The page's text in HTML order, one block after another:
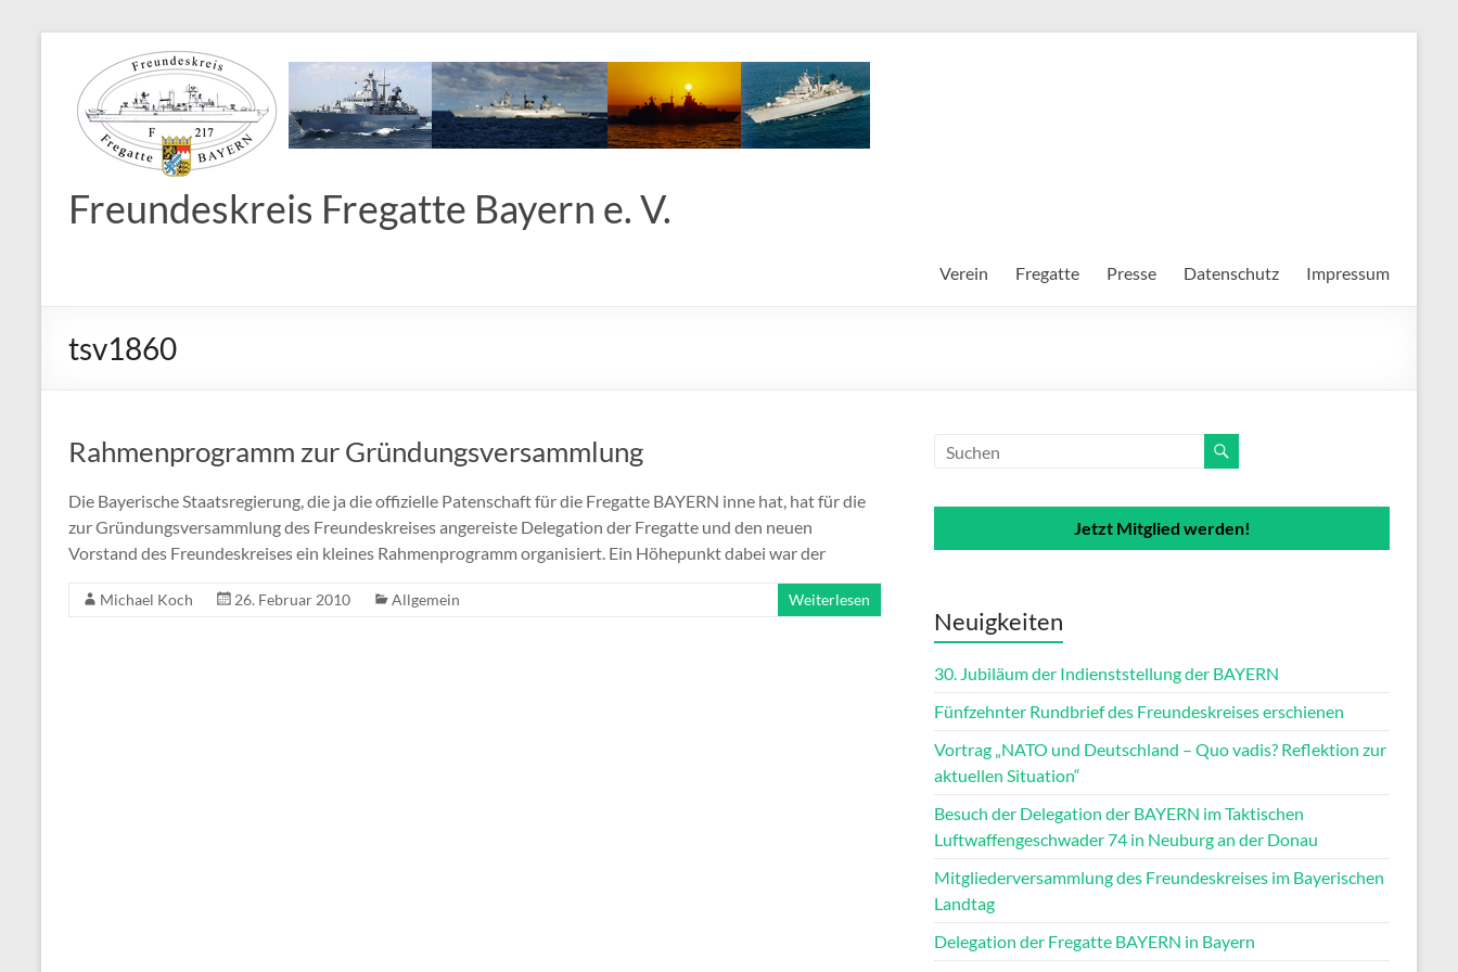
Freundeskreis Fregatte Bayern e. V.
Verein Fregatte Presse Datenschutz Impressum
tsv1860
Rahmenprogramm zur Gründungsversammlung
Die Bayerische Staatsregierung, die ja die offizielle Patenschaft für die Fregatte BAYERN inne hat, hat für die
zur Gründungsversammlung des Freundeskreises angereiste Delegation der Fregatte und den neuen
Vorstand des Freundeskreises ein kleines Rahmenprogramm organisiert. Ein Höhepunkt dabei war der
Michael Koch 26. Februar 2010 Allgemein Weiterlesen
Jetzt Mitglied werden!
Neuigkeiten
30. Jubiläum der Indienststellung der BAYERN
Fünfzehnter Rundbrief des Freundeskreises erschienen
Vortrag „NATO und Deutschland – Quo vadis? Reflektion zur
aktuellen Situation“
Besuch der Delegation der BAYERN im Taktischen
Luftwaffengeschwader 74 in Neuburg an der Donau
Mitgliederversammlung des Freundeskreises im Bayerischen
Landtag
Delegation der Fregatte BAYERN in Bayern